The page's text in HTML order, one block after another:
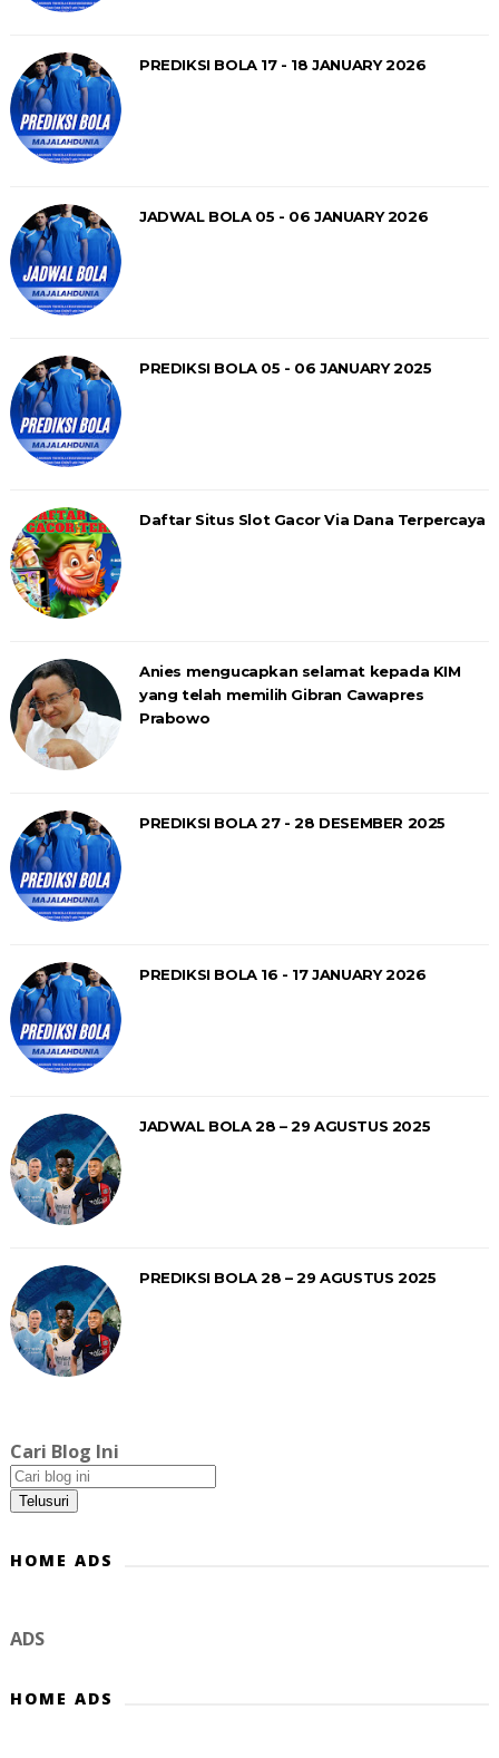
PREDIKSI BOLA 17 - 18 JANUARY 2026
JADWAL BOLA 05 - 06 JANUARY 2026
PREDIKSI BOLA 05 - 06 JANUARY 2025
Daftar Situs Slot Gacor Via Dana Terpercaya
Anies mengucapkan selamat kepada KIM
yang telah memilih Gibran Cawapres
Prabowo
PREDIKSI BOLA 27 - 28 DESEMBER 2025
PREDIKSI BOLA 16 - 17 JANUARY 2026
JADWAL BOLA 28 – 29 AGUSTUS 2025
PREDIKSI BOLA 28 – 29 AGUSTUS 2025
Cari Blog Ini
HOME ADS
ADS
HOME ADS